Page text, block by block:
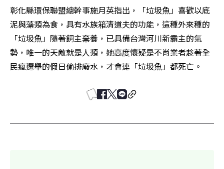
彰化縣環保聯盟總幹事施月英指出，「垃圾魚」喜歡以底
泥與藻類為食，具有水族箱清道夫的功能，這種外來種的
「垃圾魚」隨著飼主棄養，已具備台灣河川新霸主的氣
勢，唯一的天敵就是人類，她高度懷疑是不肖業者趁著全
民瘋選舉的假日偷排廢水，才會連「垃圾魚」都死亡。